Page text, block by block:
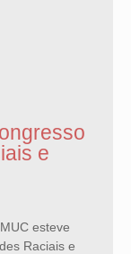
e
esteve
Raciais e